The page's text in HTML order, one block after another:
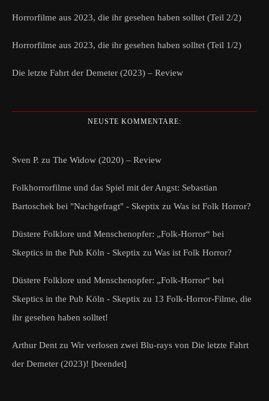
Horrorfilme aus 2023, die ihr gesehen haben solltet (Teil 2/2)
Horrorfilme aus 2023, die ihr gesehen haben solltet (Teil 1/2)
Die letzte Fahrt der Demeter (2023) – Review
NEUSTE KOMMENTARE:
Sven P. zu The Widow (2020) – Review
Folkhorrorfilme und das Spiel mit der Angst: Sebastian
Bartoschek bei "Nachgefragt" - Skeptix zu Was ist Folk Horror?
Düstere Folklore und Menschenopfer: „Folk-Horror“ bei
Skeptics in the Pub Köln - Skeptix zu Was ist Folk Horror?
Düstere Folklore und Menschenopfer: „Folk-Horror“ bei
Skeptics in the Pub Köln - Skeptix zu 13 Folk-Horror-Filme, die
ihr gesehen haben solltet!
Arthur Dent zu Wir verlosen zwei Blu-rays von Die letzte Fahrt
der Demeter (2023)! [beendet]